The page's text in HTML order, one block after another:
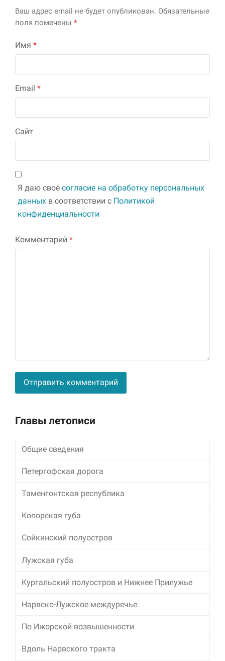
Ваш адрес email не будет опубликован. Обязательные
поля помечены *
Имя *
Email *
Сайт
Я даю своё согласие на обработку персональных
данных в соответствии с Политикой
конфиденциальности
Комментарий *
Главы летописи
Общие сведения
Петергофская дорога
Таменгонтская республика
Копорская губа
Сойкинский полуостров
Лужская губа
Кургальский полуостров и Нижнее Прилужье
Нарвско-Лужское междуречье
По Ижорской возвышенности
Вдоль Нарвского тракта